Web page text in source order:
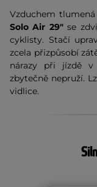
Vzduchem
Solo Air 29"se
cyklisty. Stačí
zcela přizpůsobí
nárazy při jízdě
zbytečně nepruží.
vidlice.